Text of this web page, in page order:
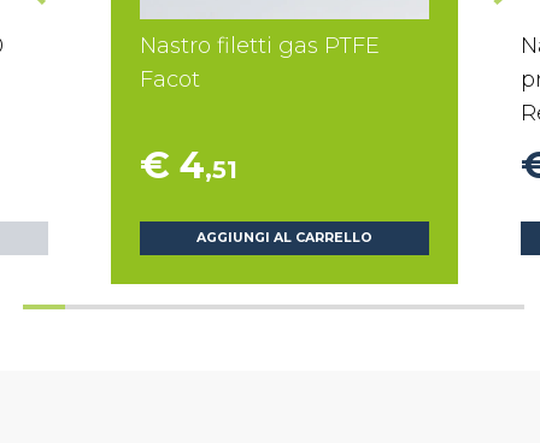
Nastro filetti gas PTFE
Facot
€ 4,51
AGGIUNGI AL CARRELLO